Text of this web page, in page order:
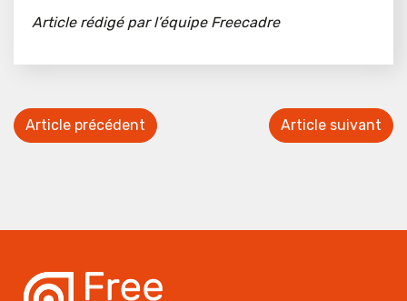
Article rédigé par l’équipe Freecadre
Article précédent Article suivant